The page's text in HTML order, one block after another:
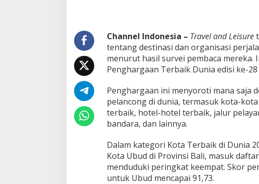
Channel Indonesia – Travel and Leisure
tentang destinasi dan organisasi
menurut hasil survei pembaca mereka.
Penghargaan Terbaik Dunia edisi ke-
Penghargaan ini menyoroti mana saja
pelancong di dunia, termasuk kota-
terbaik, hotel-hotel terbaik, jalur
bandara, dan lainnya.
Dalam kategori Kota Terbaik di Dunia
Kota Ubud di Provinsi Bali, masuk
menduduki peringkat keempat. Skor
untuk Ubud mencapai 91,73.